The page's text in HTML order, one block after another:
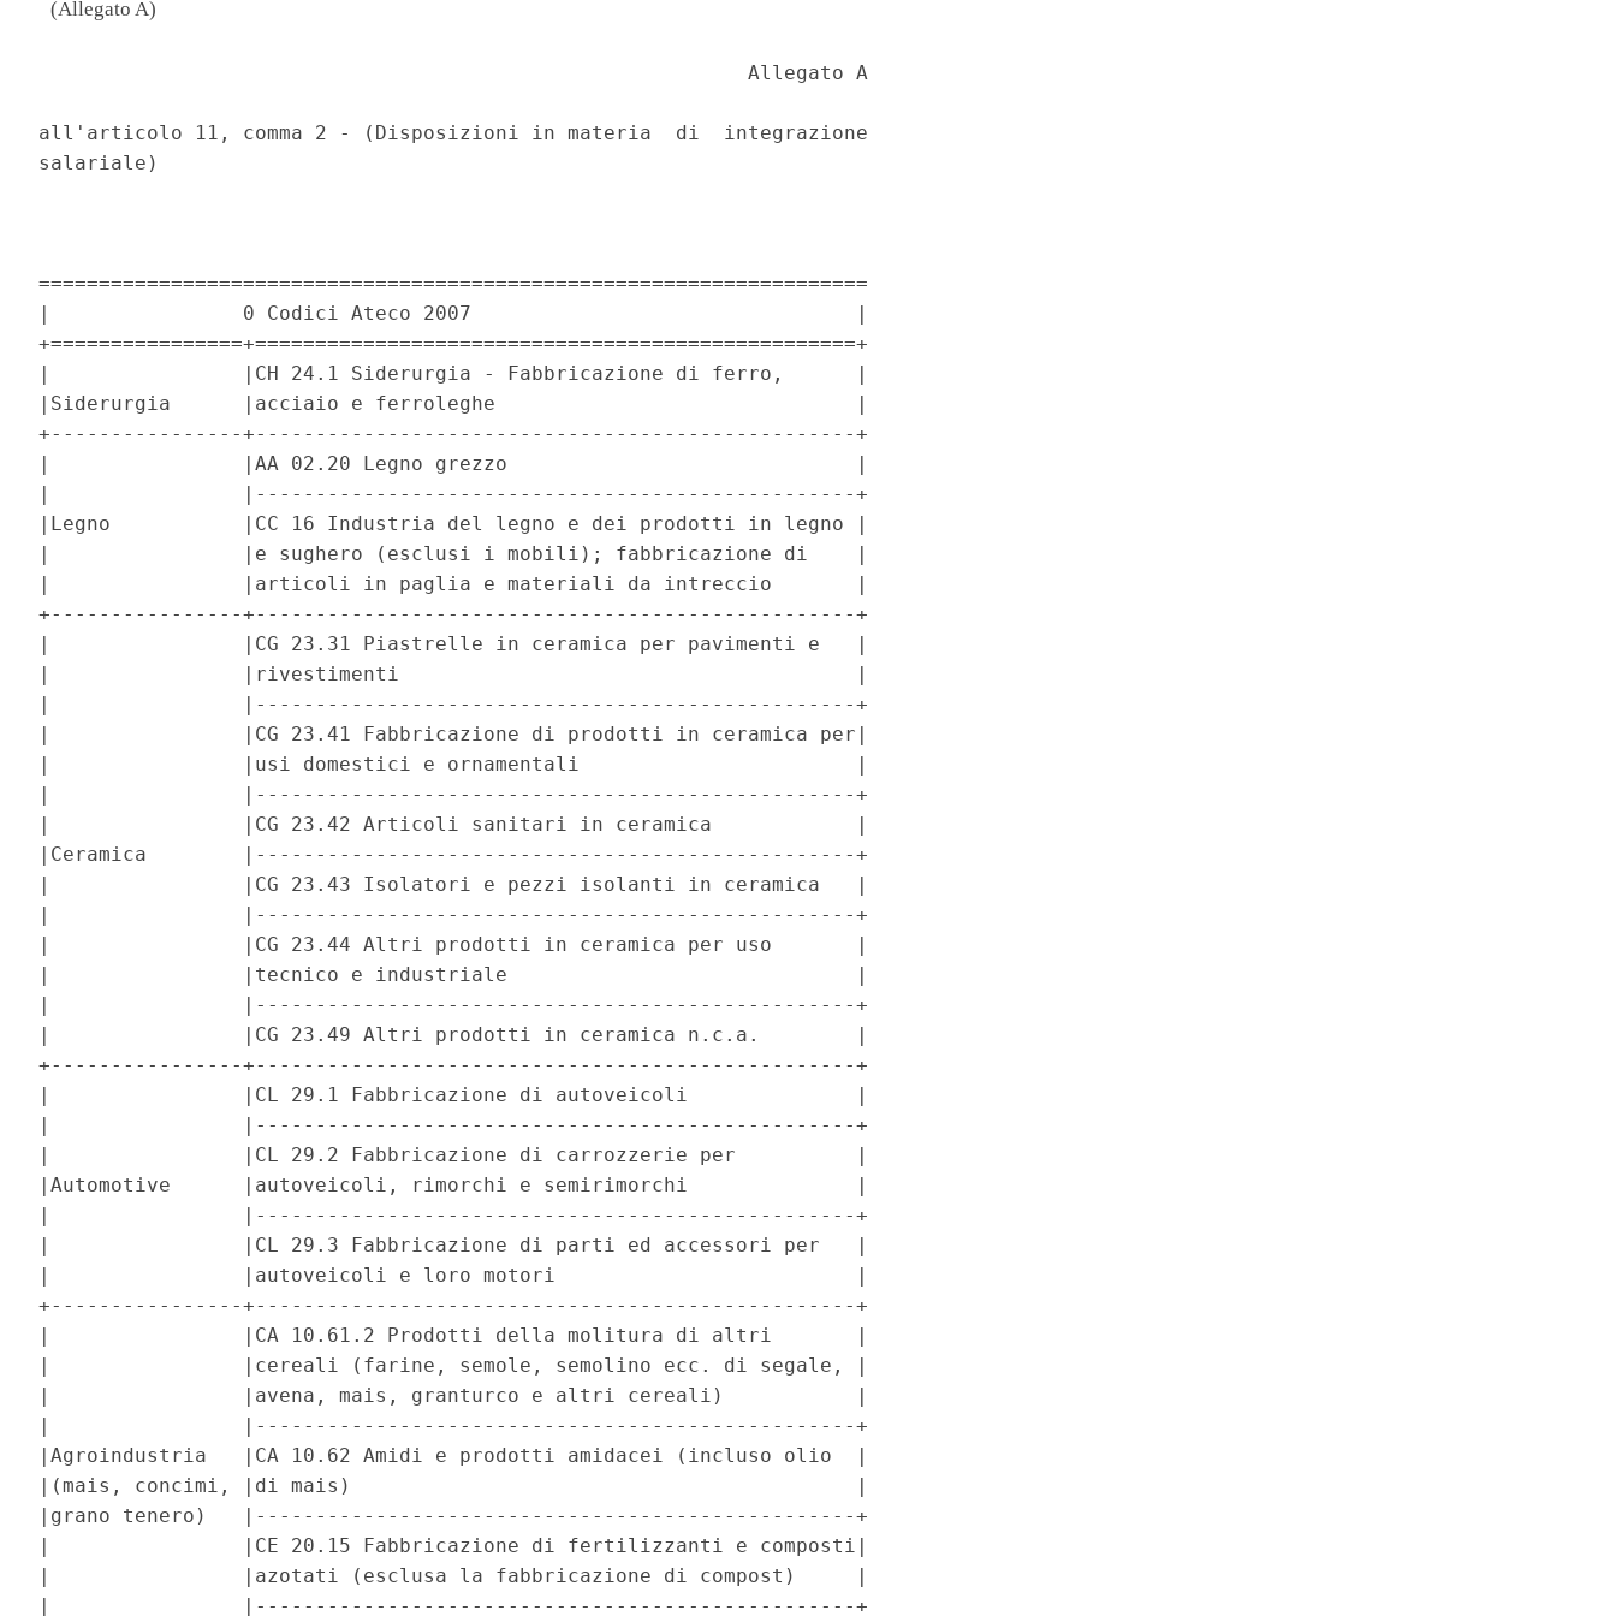
(Allegato A)
                                                           Allegato A
all'articolo 11, comma 2 - (Disposizioni in materia  di  integrazione
salariale)
=====================================================================
|                0 Codici Ateco 2007                                |
+================+==================================================+
|                |CH 24.1 Siderurgia - Fabbricazione di ferro,      |
|Siderurgia      |acciaio e ferroleghe                              |
+----------------+--------------------------------------------------+
|                |AA 02.20 Legno grezzo                             |
|                |--------------------------------------------------+
|Legno           |CC 16 Industria del legno e dei prodotti in legno |
|                |e sughero (esclusi i mobili); fabbricazione di    |
|                |articoli in paglia e materiali da intreccio       |
+----------------+--------------------------------------------------+
|                |CG 23.31 Piastrelle in ceramica per pavimenti e   |
|                |rivestimenti                                      |
|                |--------------------------------------------------+
|                |CG 23.41 Fabbricazione di prodotti in ceramica per|
|                |usi domestici e ornamentali                       |
|                |--------------------------------------------------+
|                |CG 23.42 Articoli sanitari in ceramica            |
|Ceramica        |--------------------------------------------------+
|                |CG 23.43 Isolatori e pezzi isolanti in ceramica   |
|                |--------------------------------------------------+
|                |CG 23.44 Altri prodotti in ceramica per uso       |
|                |tecnico e industriale                             |
|                |--------------------------------------------------+
|                |CG 23.49 Altri prodotti in ceramica n.c.a.        |
+----------------+--------------------------------------------------+
|                |CL 29.1 Fabbricazione di autoveicoli              |
|                |--------------------------------------------------+
|                |CL 29.2 Fabbricazione di carrozzerie per          |
|Automotive      |autoveicoli, rimorchi e semirimorchi              |
|                |--------------------------------------------------+
|                |CL 29.3 Fabbricazione di parti ed accessori per   |
|                |autoveicoli e loro motori                         |
+----------------+--------------------------------------------------+
|                |CA 10.61.2 Prodotti della molitura di altri       |
|                |cereali (farine, semole, semolino ecc. di segale, |
|                |avena, mais, granturco e altri cereali)           |
|                |--------------------------------------------------+
|Agroindustria   |CA 10.62 Amidi e prodotti amidacei (incluso olio  |
|(mais, concimi, |di mais)                                          |
|grano tenero)   |--------------------------------------------------+
|                |CE 20.15 Fabbricazione di fertilizzanti e composti|
|                |azotati (esclusa la fabbricazione di compost)     |
|                |--------------------------------------------------+